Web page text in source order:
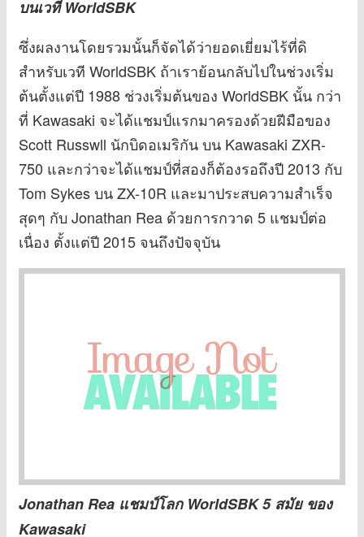
บนเวที WorldSBK
ซึ่งผลงานโดยรวมนั้นก็จัดได้ว่ายอดเยี่ยมไร้ที่ดิ
สำหรับเวที WorldSBK ถ้าเราย้อนกลับไปในช่วงเริ่ม
ต้นตั้งแต่ปี 1988 ช่วงเริ่มต้นของ WorldSBK นั้น กว่า
ที่ Kawasaki จะได้แชมป์แรกมาครองด้วยฝีมือของ
Scott Russwll นักบิดอเมริกัน บน Kawasaki ZXR-
750 และกว่าจะได้แชมป์ที่สองก็ต้องรอถึงปี 2013 กับ
Tom Sykes บน ZX-10R และมาประสบความสำเร็จ
สุดๆ กับ Jonathan Rea ด้วยการกวาด 5 แชมป์ต่อ
เนื่อง ตั้งแต่ปี 2015 จนถึงปัจจุบัน
Jonathan Rea แชมป์โลก WorldSBK 5 สมัย ของ
Kawasaki